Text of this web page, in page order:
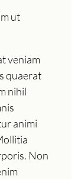
ut
veniam
quaerat
nihil
animi
Non